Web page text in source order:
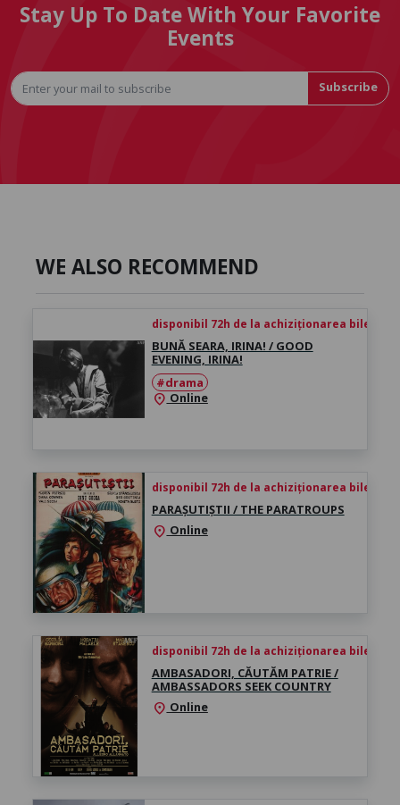
Stay Up To Date With Your Favorite
Events
Subscribe
WE ALSO RECOMMEND
disponibil 72h de la achiziționarea biletului
BUNĂ SEARA, IRINA! / GOOD
EVENING, IRINA!
#drama
location_on Online
disponibil 72h de la achiziționarea biletului
PARAȘUTIȘTII / THE PARATROUPS
location_on Online
disponibil 72h de la achiziționarea biletului
AMBASADORI, CĂUTĂM PATRIE /
AMBASSADORS SEEK COUNTRY
location_on Online